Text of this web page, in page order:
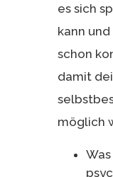
es sich
kann
schon
damit
möglich